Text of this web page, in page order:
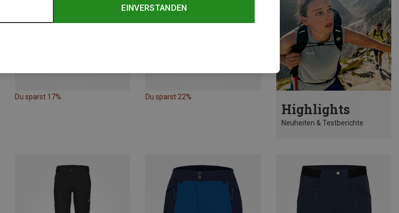
Du sparst 17% Du sparst 22%
Highlights
Neuheiten & Testberichte
EINVERSTANDEN